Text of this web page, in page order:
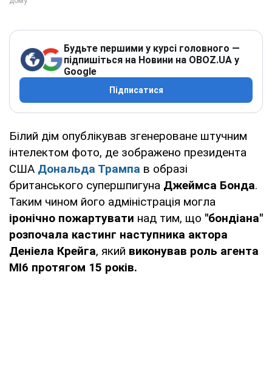
Будьте першими у курсі головного —
підпишіться на Новини на OBOZ.UA у
Google
Підписатися
Білий дім опублікував згенероване штучним
інтелектом фото, де зображено президента
США Дональда Трампа в образі
британського супершпигуна Джеймса Бонда.
Таким чином його адміністрація могла
іронічно пожартувати над тим, що "бондіана"
розпочала кастинг наступника актора
Деніела Крейга, який виконував роль агента
МІ6 протягом 15 років.